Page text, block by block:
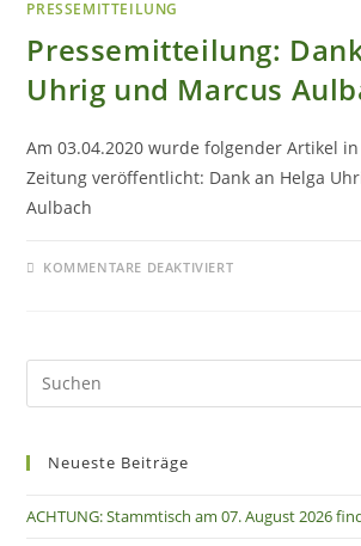
PRESSEMITTEILUNG
Pressemitteilung:
Uhrig und Marcus
Am 03.04.2020 wurde folgender Artikel
Zeitung veröffentlicht: Dank an Helga
Aulbach
KOMMENTARE DEAKTIVIERTFÜR
UND
Neueste Beiträge
ACHTUNG: Stammtisch am 07. August 2026